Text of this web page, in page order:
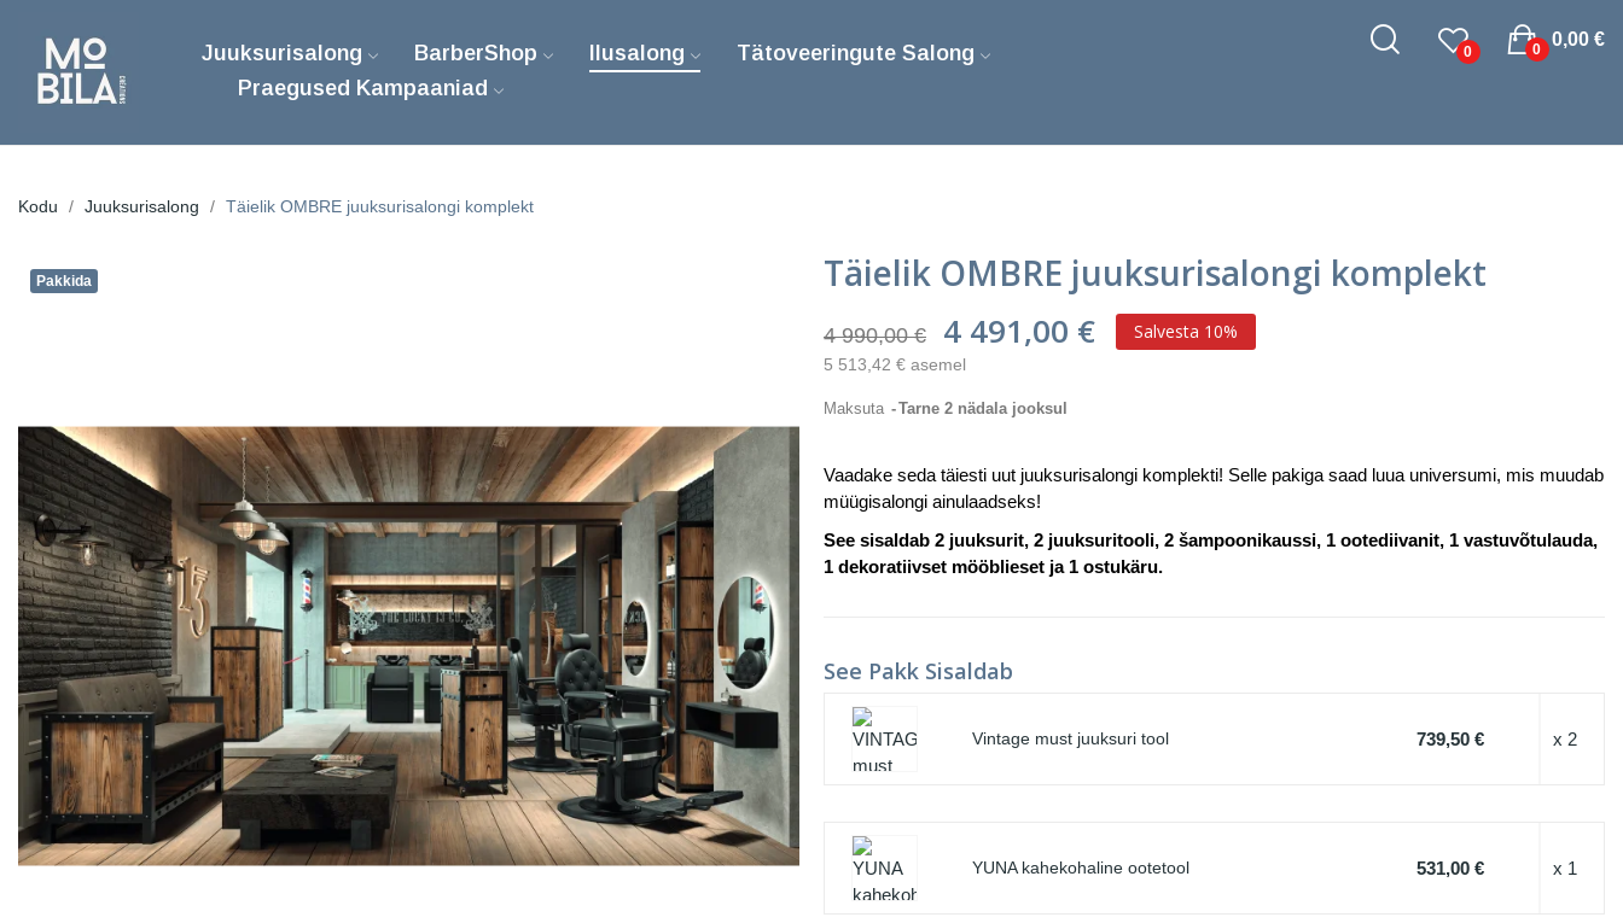
Juuksurisalong BarberShop Ilusalong
Tätoveeringute Salong
Praegused Kampaaniad
0
0,00 €
0
Kodu Juuksurisalong Täielik OMBRE juuksurisalongi komplekt
Pakkida Täielik OMBRE juuksurisalongi komplekt
4 990,00 € 4 491,00 € Salvesta 10%
5 513,42 € asemel
Maksuta Tarne 2 nädala jooksul
Vaadake seda täiesti uut juuksurisalongi komplekti! Selle pakiga saad luua universumi, mis muudab
müügisalongi ainulaadseks!
See sisaldab 2 juuksurit, 2 juuksuritooli, 2 šampoonikaussi, 1 ootediivanit, 1 vastuvõtulauda,
1 dekoratiivset mööblieset ja 1 ostukäru.
See Pakk Sisaldab
Vintage must juuksuri tool 739,50 € x 2
YUNA kahekohaline ootetool 531,00 € x 1